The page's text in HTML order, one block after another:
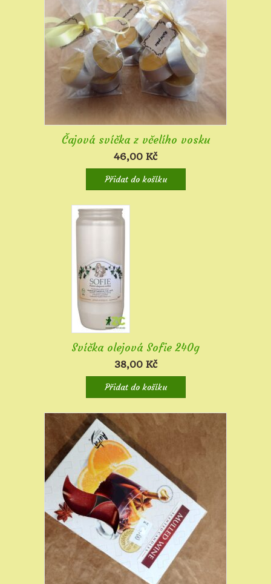
Čajová svíčka z včelího vosku
46,00 Kč
Přidat do košíku
Svíčka olejová Sofie 240g
38,00 Kč
Přidat do košíku